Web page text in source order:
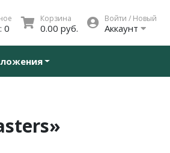
0
Корзина
0.00 руб.
Войти / Новый
Аккаунт